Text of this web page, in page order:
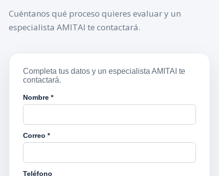
Cuéntanos qué proceso quieres evaluar y un
especialista AMITAI te contactará.